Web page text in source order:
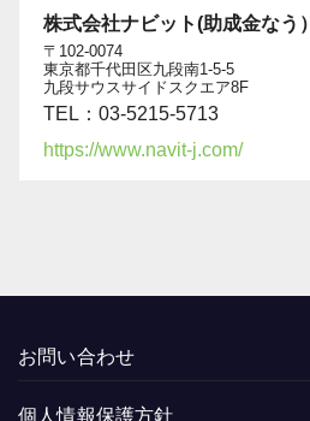
株式会社ナビット(助成金なう）
〒102-0074
東京都千代田区九段南1-5-5
九段サウスサイドスクエア8F
TEL：03-5215-5713
https://www.navit-j.com/
お問い合わせ
個人情報保護方針